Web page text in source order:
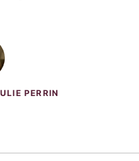
PERRIN